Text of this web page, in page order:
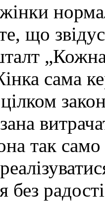
що
сама
цілком
так
без